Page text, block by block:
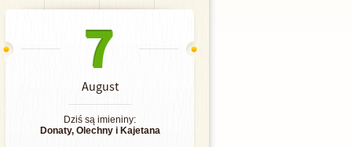
7
August
Dziś są imieniny:
Donaty, Olechnyi Kajetana